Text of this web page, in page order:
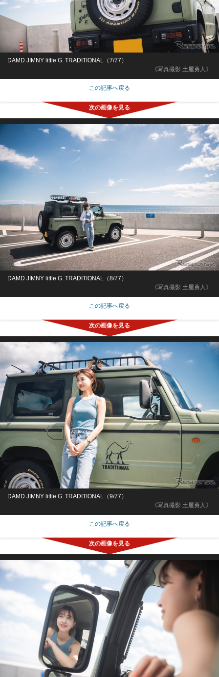
《写真撮影 土屋勇人》
DAMD JIMNY little G. TRADITIONAL（7/77）
この記事へ戻る
《写真撮影 土屋勇人》
DAMD JIMNY little G. TRADITIONAL（8/77）
この記事へ戻る
《写真撮影 土屋勇人》
DAMD JIMNY little G. TRADITIONAL（9/77）
この記事へ戻る